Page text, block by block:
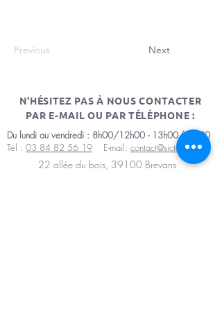
Previous Next
N'HÉSITEZ PAS À NOUS CONTACTER
PAR E-MAIL OU PAR TÉLÉPHONE :
Du lundi au vendredi : 8h00/12h00 - 13h00/17h00
Tél : 03 84 82 56 19 E-mail: contact@sictomdole.fr
22 allée du bois, 39100 Brevans